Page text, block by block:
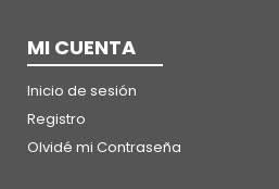
MI CUENTA
Inicio de sesión
Registro
Olvidé mi Contraseña